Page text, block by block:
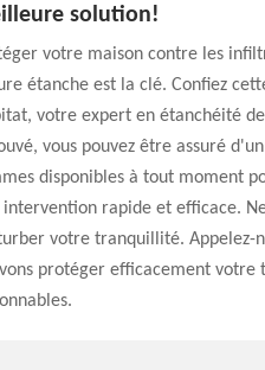
solution!
votre maison contre les
étanche est la clé. Confiez
votre expert en étanchéité
vous pouvez être assuré
disponibles à tout moment
intervention rapide et efficace.
votre tranquillité. Appelez-
protéger efficacement votre